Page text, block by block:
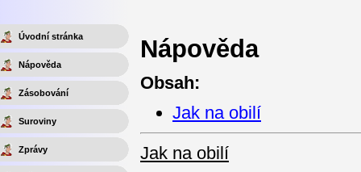
Úvodní stránka
Nápověda
Zásobování
Suroviny
Zprávy
Nápověda
Obsah:
Jak na obilí
Jak na obilí